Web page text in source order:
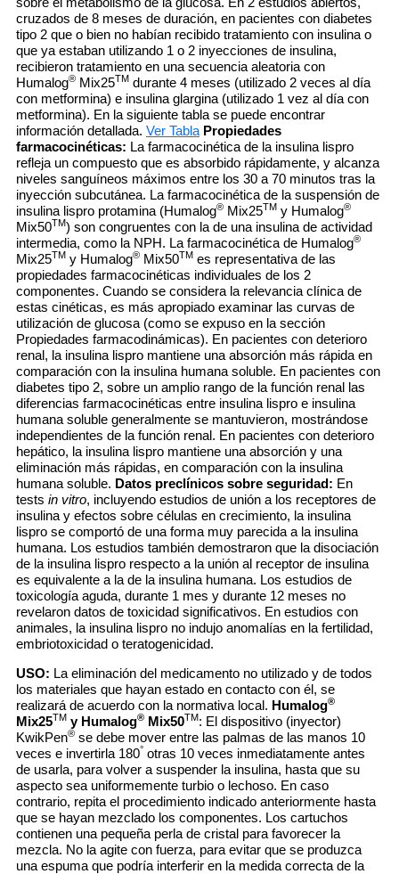
cruzados de 8 meses de duración, en pacientes con diabetes
tipo 2 que o bien no habían recibido tratamiento con insulina o
que ya estaban utilizando 1 o 2 inyecciones de insulina,
recibieron tratamiento en una secuencia aleatoria con
Humalog® Mix25TM durante 4 meses (utilizado 2 veces al día
con metformina) e insulina glargina (utilizado 1 vez al día con
metformina). En la siguiente tabla se puede encontrar
información detallada. Ver Tabla Propiedades
farmacocinéticas: La farmacocinética de la insulina lispro
refleja un compuesto que es absorbido rápidamente, y alcanza
niveles sanguíneos máximos entre los 30 a 70 minutos tras la
inyección subcutánea. La farmacocinética de la suspensión de
insulina lispro protamina (Humalog® Mix25TM y Humalog®
Mix50TM) son congruentes con la de una insulina de actividad
intermedia, como la NPH. La farmacocinética de Humalog®
Mix25TM y Humalog® Mix50TM es representativa de las
propiedades farmacocinéticas individuales de los 2
componentes. Cuando se considera la relevancia clínica de
estas cinéticas, es más apropiado examinar las curvas de
utilización de glucosa (como se expuso en la sección
Propiedades farmacodinámicas). En pacientes con deterioro
renal, la insulina lispro mantiene una absorción más rápida en
comparación con la insulina humana soluble. En pacientes con
diabetes tipo 2, sobre un amplio rango de la función renal las
diferencias farmacocinéticas entre insulina lispro e insulina
humana soluble generalmente se mantuvieron, mostrándose
independientes de la función renal. En pacientes con deterioro
hepático, la insulina lispro mantiene una absorción y una
eliminación más rápidas, en comparación con la insulina
humana soluble. Datos preclínicos sobre seguridad: En
tests in vitro, incluyendo estudios de unión a los receptores de
insulina y efectos sobre células en crecimiento, la insulina
lispro se comportó de una forma muy parecida a la insulina
humana. Los estudios también demostraron que la disociación
de la insulina lispro respecto a la unión al receptor de insulina
es equivalente a la de la insulina humana. Los estudios de
toxicología aguda, durante 1 mes y durante 12 meses no
revelaron datos de toxicidad significativos. En estudios con
animales, la insulina lispro no indujo anomalías en la fertilidad,
embriotoxicidad o teratogenicidad.
USO: La eliminación del medicamento no utilizado y de todos
los materiales que hayan estado en contacto con él, se
realizará de acuerdo con la normativa local. Humalog®
Mix25TM y Humalog® Mix50TM: El dispositivo (inyector)
KwikPen® se debe mover entre las palmas de las manos 10
veces e invertirla 180° otras 10 veces inmediatamente antes
de usarla, para volver a suspender la insulina, hasta que su
aspecto sea uniformemente turbio o lechoso. En caso
contrario, repita el procedimiento indicado anteriormente hasta
que se hayan mezclado los componentes. Los cartuchos
contienen una pequeña perla de cristal para favorecer la
mezcla. No la agite con fuerza, para evitar que se produzca
una espuma que podría interferir en la medida correcta de la